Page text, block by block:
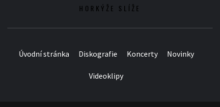
HORKÝŽE SLÍŽE
Úvodní stránka Diskografie Koncerty Novinky
Videoklipy